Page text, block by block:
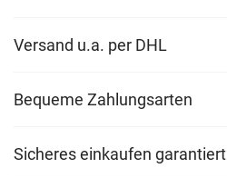
Versand u.a. per DHL
Bequeme Zahlungsarten
Sicheres einkaufen garantiert